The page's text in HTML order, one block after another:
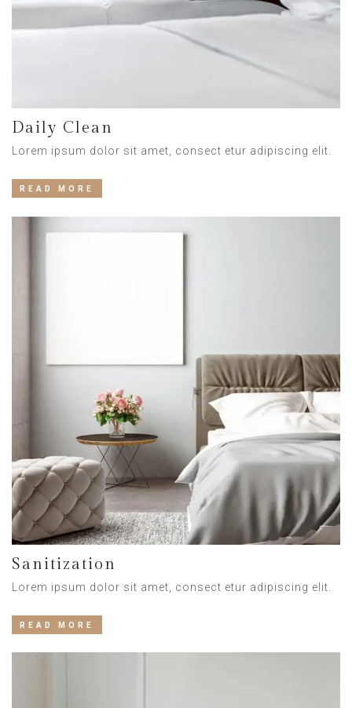
Daily Clean
Lorem ipsum dolor sit amet, consect etur adipiscing elit.
READ MORE
Sanitization
Lorem ipsum dolor sit amet, consect etur adipiscing elit.
READ MORE